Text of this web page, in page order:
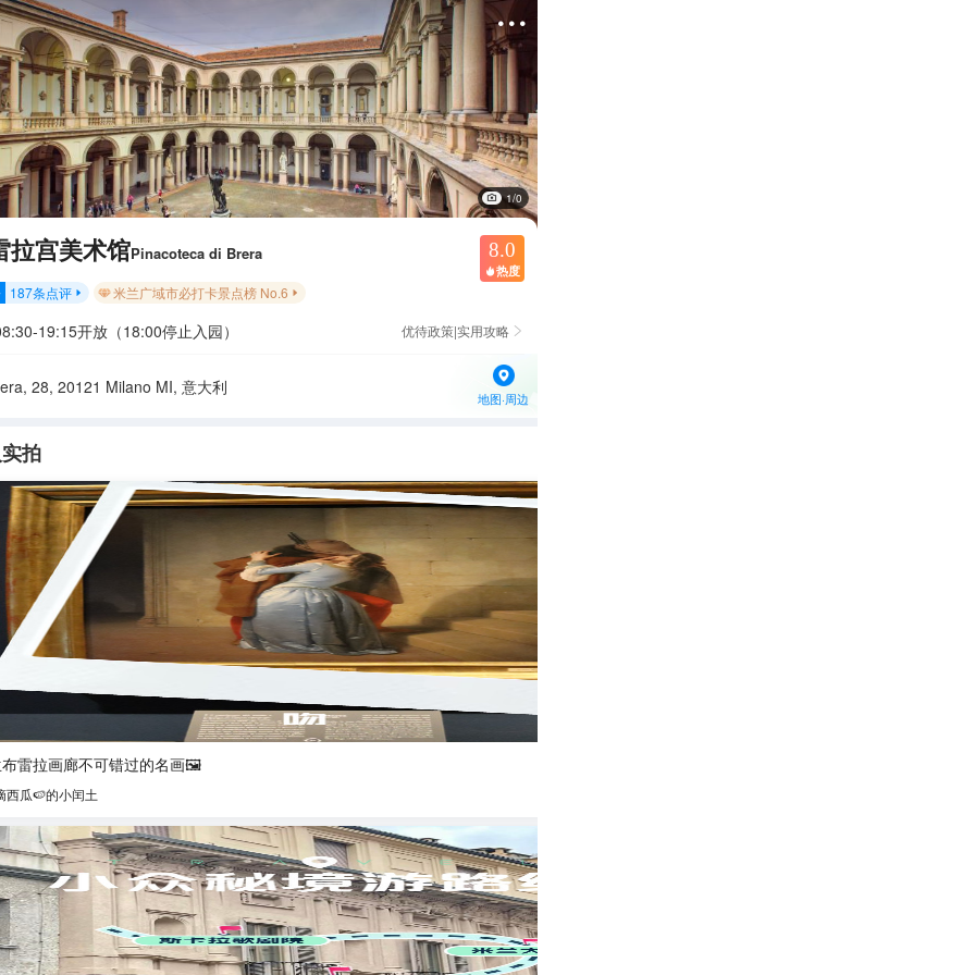

1/0
拉宫美术馆Pinacoteca di Brera 8.0
 热度
187条点评  米兰广域市必打卡景点榜 No.6 
19:15开放（18:00停止入园） 优待政策|实用攻略 
28, 20121 Milano MI, 意大利
地图·周边
拍
雷拉画廊不可错过的名画🖼️
西瓜🍉的小闰土